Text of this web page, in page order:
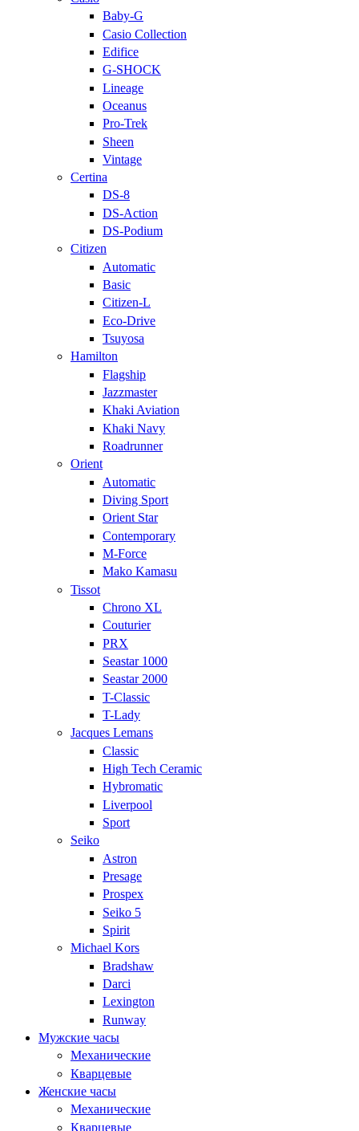
Baby-G
Casio Collection
Edifice
G-SHOCK
Lineage
Oceanus
Pro-Trek
Sheen
Vintage
Certina
DS-8
DS-Action
DS-Podium
Citizen
Automatic
Basic
Citizen-L
Eco-Drive
Tsuyosa
Hamilton
Flagship
Jazzmaster
Khaki Aviation
Khaki Navy
Roadrunner
Orient
Automatic
Diving Sport
Orient Star
Contemporary
M-Force
Mako Kamasu
Tissot
Chrono XL
Couturier
PRX
Seastar 1000
Seastar 2000
T-Classic
T-Lady
Jacques Lemans
Classic
High Tech Ceramic
Hybromatic
Liverpool
Sport
Seiko
Astron
Presage
Prospex
Seiko 5
Spirit
Michael Kors
Bradshaw
Darci
Lexington
Runway
Мужские часы
Механические
Кварцевые
Женские часы
Механические
Кварцевые